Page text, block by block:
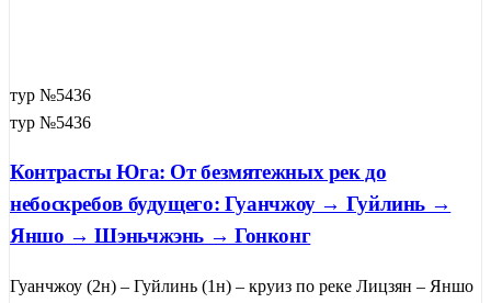
тур №5436
тур №5436
Контрасты Юга: От безмятежных рек до
небоскребов будущего: Гуанчжоу → Гуйлинь →
Яншо → Шэньчжэнь → Гонконг
Гуанчжоу (2н) – Гуйлинь (1н) – круиз по реке Лицзян – Яншо